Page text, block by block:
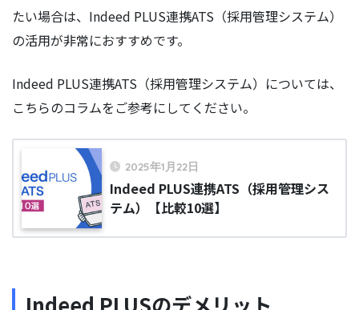
たい場合は、Indeed PLUS連携ATS（採用管理システム）
の活用が非常におすすめです。
Indeed PLUS連携ATS（採用管理システム）については、
こちらのコラムをご参考にしてください。
2025年1月22日
Indeed PLUS連携ATS（採用管理シス
テム）【比較10選】